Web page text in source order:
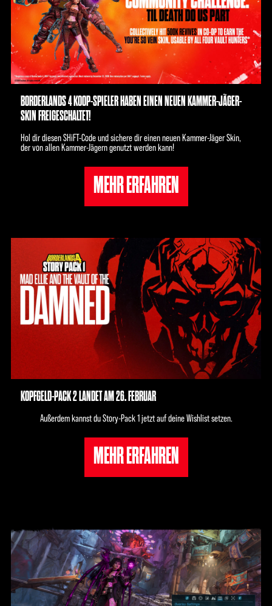
BORDERLANDS 4 KOOP-SPIELER HABEN EINEN NEUEN KAMMER-JÄGER-
SKIN FREIGESCHALTET!
Hol dir diesen SHiFT-Code und sichere dir einen neuen Kammer-Jäger Skin,
der von allen Kammer-Jägern genutzt werden kann!
MEHR ERFAHREN
KOPFGELD-PACK 2 LANDET AM 26. FEBRUAR
Außerdem kannst du Story-Pack 1 jetzt auf deine Wishlist setzen.
MEHR ERFAHREN